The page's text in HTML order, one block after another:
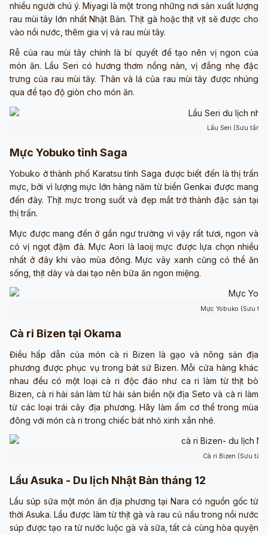
nhiều người chú ý. Miyagi là một trong những nơi sản xuất lượng
rau mùi tây lớn nhất Nhật Bản. Thịt gà hoặc thịt vịt sẽ được cho
vào nồi nước, thêm gia vị và rau mùi tây.
Rễ của rau mùi tây chính là bí quyết để tạo nên vị ngon của
món ăn. Lẩu Seri có hương thơm nồng nàn, vị đắng nhẹ đặc
trưng của rau mùi tây. Thân và lá của rau mùi tây được nhúng
qua để tạo độ giòn cho món ăn.
Lẩu Seri (Sưu tầm:
Mực Yobuko tỉnh Saga
Yobuko ở thành phố Karatsu tỉnh Saga được biết đến là thị trấn
mực, bởi vì lượng mực lớn hàng năm từ biển Genkai được mang
đến đây. Thịt mực trong suốt và đẹp mắt trở thành đặc sản tại
thị trấn.
Mực được mang đến ở gần ngư trường vì vậy rất tươi, ngon và
có vị ngọt đậm đà. Mực Aori là laoij mực được lựa chọn nhiều
nhất ở đây khi vào mùa đông. Mực vây xanh cũng có thể ăn
sống, thịt dày và dai tạo nên bữa ăn ngon miệng.
Mực Yobuko (Sưu
Cà ri Bizen tại Okama
Điều hấp dẫn của món cà ri Bizen là gạo và nông sản địa
phương được phục vụ trong bát sứ Bizen. Mỗi cửa hàng khác
nhau đều có một loại cà ri độc đáo như ca ri làm từ thịt bò
Bizen, cà ri hải sản làm từ hải sản biển nội địa Seto và cà ri làm
từ các loại trái cây địa phương. Hãy làm ấm cơ thể trong mùa
đông với món cà ri trong chiếc bát nhỏ xinh xắn nhé.
Cà ri Bizen (Sưu
Lẩu Asuka - Du lịch Nhật Bản tháng 12
Lẩu súp sữa một món ăn địa phương tại Nara có nguồn gốc từ
thời Asuka. Lẩu được làm từ thịt gà và rau củ nấu trong nồi nước
súp được tạo ra từ nước luộc gà và sữa, tất cả cùng hòa quyện